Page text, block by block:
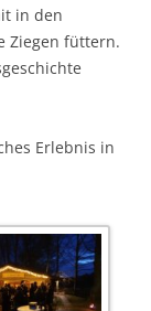
in den
Ziegen füttern.
Erlebnis in